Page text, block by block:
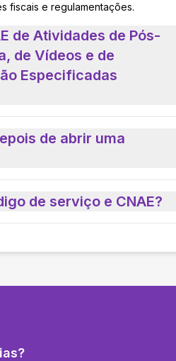
fiscais e regulamentações.
de Atividades de Pós-
de Vídeos e de
Especificadas
de abrir uma
de serviço e CNAE?